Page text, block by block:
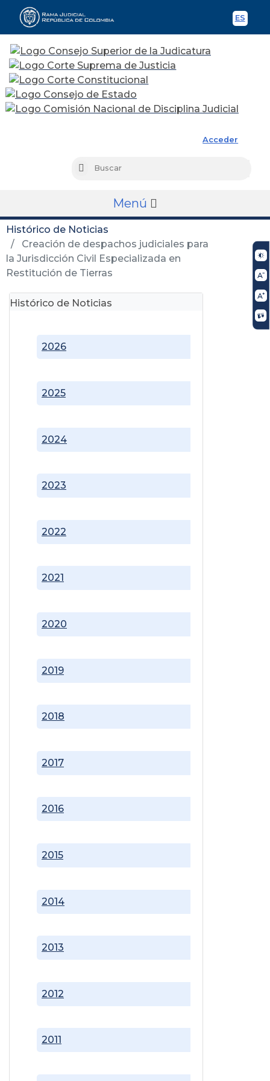
ES
Acceder
Buscar
Menú
Histórico de Noticias
Creación de despachos judiciales para
la Jurisdicción Civil Especializada en
Restitución de Tierras
Histórico de Noticias
2011
2012
2013
2014
2015
2016
2017
2018
2019
2020
2021
2022
2023
2024
2025
2026